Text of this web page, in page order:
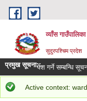
Skip to main content
व्याँस गाउँपालिका
सुदुरपश्चिम प्रदेश
प्रमुख सूचना::
पदमा आवेदन पेश गर्ने सम्बन्धि सूचना
Status
Active context:
You are
Home »वडा कार्यालयहरु »